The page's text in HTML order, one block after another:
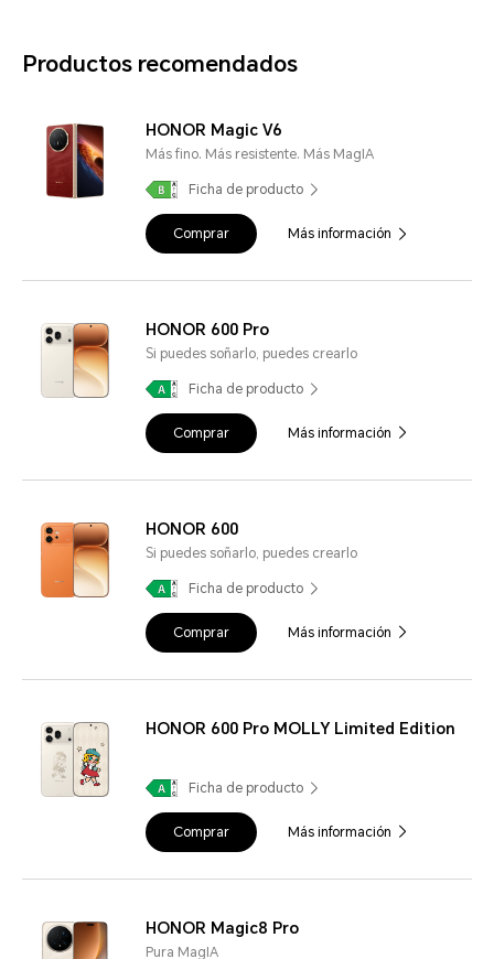
Productos recomendados
HONOR Magic V6
Más fino. Más resistente. Más MagIA
Ficha de producto
Comprar Más información
HONOR 600 Pro
Si puedes soñarlo, puedes crearlo
Ficha de producto
Comprar Más información
HONOR 600
Si puedes soñarlo, puedes crearlo
Ficha de producto
Comprar Más información
HONOR 600 Pro MOLLY Limited Edition
Ficha de producto
Comprar Más información
HONOR Magic8 Pro
Pura MagIA